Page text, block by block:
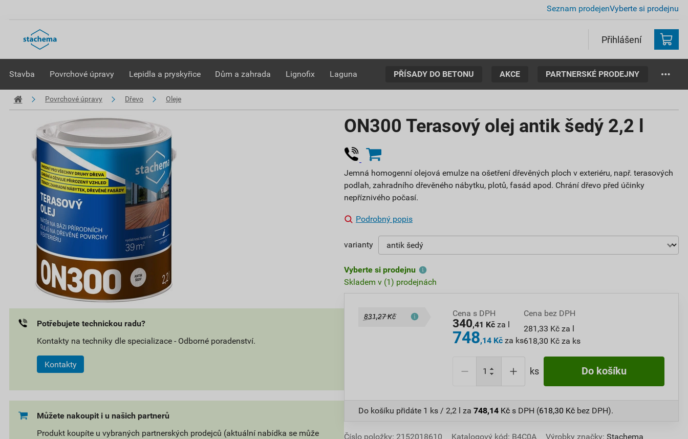
Seznam prodejenVyberte si prodejnu
Přihlášení
Stavba Povrchové úpravy Lepidla a pryskyřice Dům a zahrada Lignofix Laguna PŘÍSADY DO BETONU AKCE PARTNERSKÉ PRODEJNY
Povrchové úpravy Dřevo Oleje
Potřebujete technickou radu?
Kontakty na techniky dle specializace - Odborné poradenství.
Kontakty
Můžete nakoupit i u našich partnerů
Produkt koupíte u vybraných partnerských prodejců (aktuální nabídka se může
ON300 Terasový olej antik šedý 2,2 l
Jemná homogenní olejová emulze na ošetření dřevěných ploch v exteriéru, např. terasových
podlah, zahradního dřevěného nábytku, plotů, fasád apod. Chrání dřevo před účinky
nepříznivého počasí.
Podrobný popis
varianty
Vyberte si prodejnu
Skladem v (1) prodejnách
831,27 Kč Cena s DPH
340,41 Kč za l
748,14 Kč za ks
Cena bez DPH
281,33 Kč za l
618,30 Kč za ks
ks Do košíku
Do košíku přidáte 1 ks / 2,2 l za 748,14 Kč s DPH (618,30 Kč bez DPH).
Číslo položky: 2152018610 Katalogový kód: B4C0A Výrobky značky: Stachema